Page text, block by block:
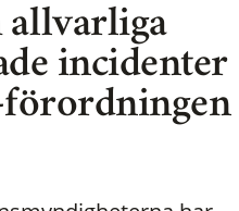
allvarliga
incidenter